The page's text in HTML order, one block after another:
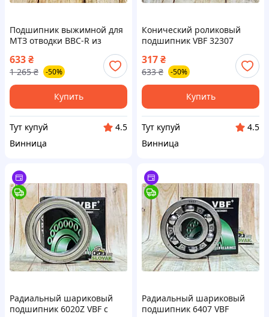
Подшипник выжимной для
МТЗ отводки BBC-R из
Латвии 9588214 надежный
выбор для вашего трактора
633₴
1 265 ₴ -50%
Купить
Тут купуй
4.5
Винница
Конический роликовый
подшипник VBF 32307
механизма и долговечной
работы
317₴
633 ₴ -50%
Купить
Тут купуй
4.5
Винница
Радиальный шариковый
подшипник 6020Z VBF с
Радиальный шариковый
подшипник 6407 VBF